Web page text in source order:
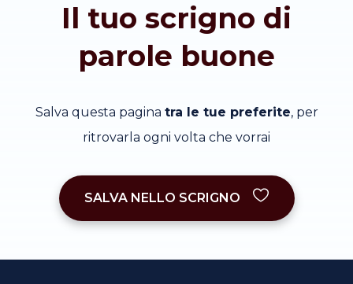
Il tuo scrigno di
parole buone
Salva questa pagina tra le tue preferite, per
ritrovarla ogni volta che vorrai
SALVA NELLO SCRIGNO